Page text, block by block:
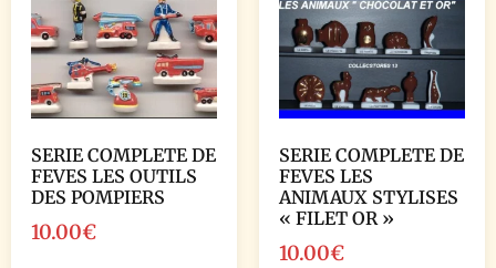
SERIE COMPLETE DE
FEVES LES OUTILS
DES POMPIERS
10.00€
SERIE COMPLETE DE
FEVES LES
ANIMAUX STYLISES
« FILET OR »
10.00€